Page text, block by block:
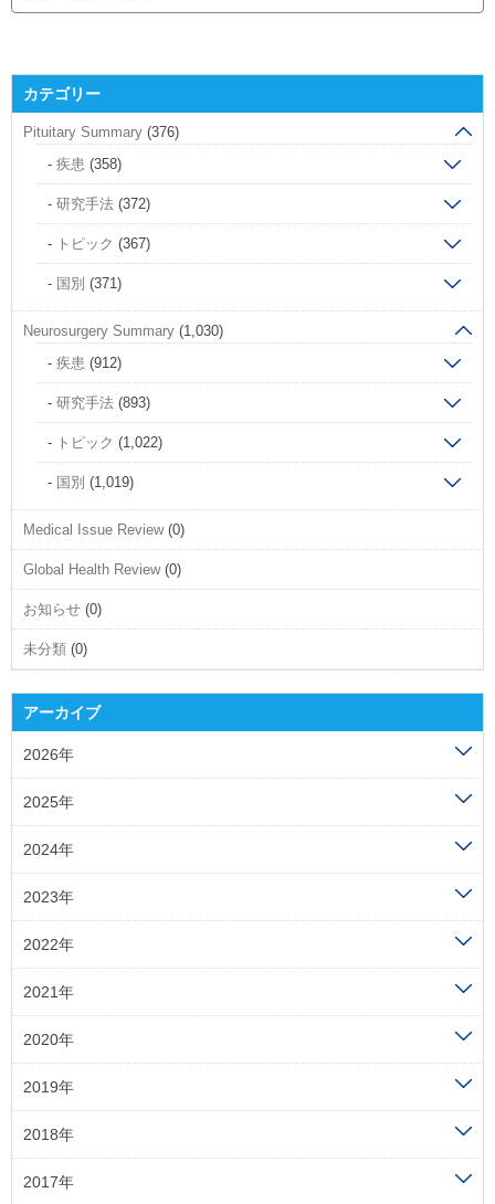
カテゴリー
Pituitary Summary (376)
疾患 (358)
研究手法 (372)
トピック (367)
国別 (371)
Neurosurgery Summary (1,030)
疾患 (912)
研究手法 (893)
トピック (1,022)
国別 (1,019)
Medical Issue Review(0)
Global Health Review(0)
お知らせ (0)
未分類 (0)
アーカイブ
2026年
2025年
2024年
2023年
2022年
2021年
2020年
2019年
2018年
2017年